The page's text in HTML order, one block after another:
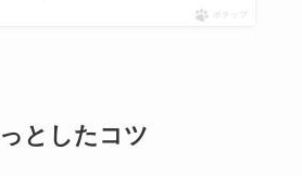
ポチップ
としたコツ